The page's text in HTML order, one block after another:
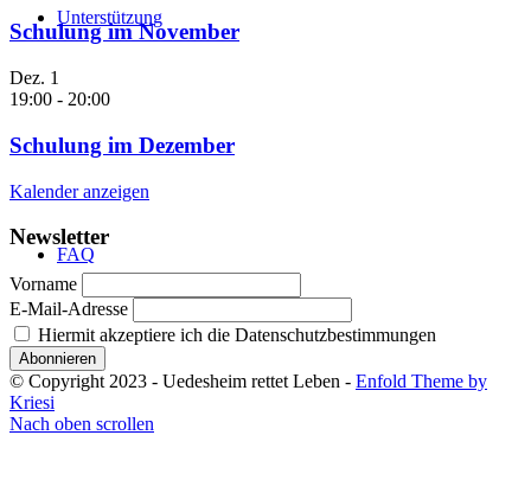
Unterstützung
FAQ
Schulung im November
Dez. 1
19:00 - 20:00
Schulung im Dezember
Kalender anzeigen
Newsletter
Vorname
E-Mail-Adresse
Hiermit akzeptiere ich die Datenschutzbestimmungen
© Copyright 2023 - Uedesheim rettet Leben - Enfold Theme by
Kriesi
Nach oben scrollen